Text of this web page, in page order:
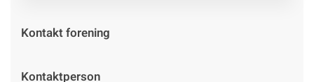
Kontakt forening
Kontaktperson